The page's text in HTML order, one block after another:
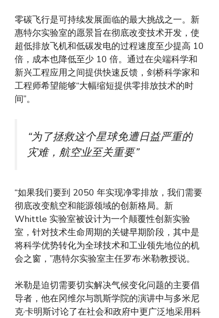
零碳飞行是可持续发展面临的最大挑战之一。新
惠特尔实验室的愿景旨在彻底改变技术开发，使
超低排放飞机和低碳发电的过程速度至少提高 10
倍，成本也降低至少 10 倍。通过在尖端科学和
新兴工程应用之间提供快速反馈，剑桥科学家和
工程师希望能够“大幅缩短提供零排放技术的时
间”。
“为了拯救这个星球免遭日益严重的
灾难，航空业至关重要”
“如果我们要到 2050 年实现净零排放，我们需要
彻底改变航空和能源领域的创新格局。新
Whittle 实验室被设计为一个颠覆性创新实验
室，针对技术生命周期的关键早期阶段，其中是
将科学优势转化为全球技术和工业领先地位的机
会之窗，”惠特尔实验室主任罗布·米勒教授说。
米勒是迫切需要切实解决气候变化问题的主要倡
导者，他在冈维尔与凯斯学院的演讲中与多米尼
克·卡明斯讨论了在社会和政府中更广泛地采用科